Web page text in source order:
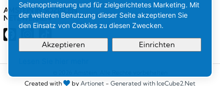
AMSTEIN IN SOZIALEN
NETZWERKEN
Created with
by Artionet - Generated with IceCube2.Net
Seitenoptimierung und für zielgerichtetes Marketing. Mit
der weiteren Benutzung dieser Seite akzeptieren Sie
den Einsatz von Cookies zu diesen Zwecken.
Akzeptieren Einrichten